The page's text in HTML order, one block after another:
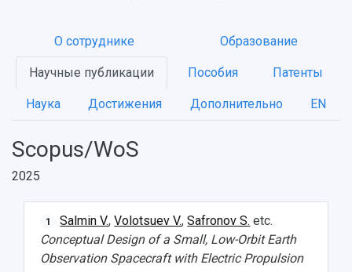
О сотруднике Образование
Научные публикации Пособия Патенты
Наука Достижения Дополнительно EN
Scopus/WoS
2025
1 Salmin V.,Volotsuev V.,Safronov S. etc.
Conceptual Design of a Small, Low-Orbit Earth
Observation Spacecraft with Electric Propulsion